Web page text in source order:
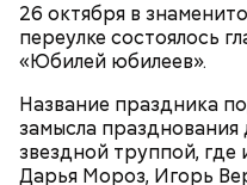
26 октября в
переулке состоялось
«Юбилей юбилеев».
Название праздника
замысла
звездной труппой,
Дарья Мороз, Игорь